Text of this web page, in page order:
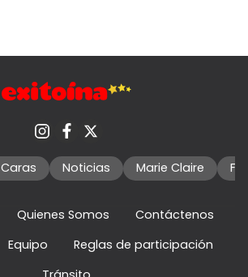
Caras Noticias Marie Claire
Quienes Somos
Contáctenos
Equipo
Reglas de participación